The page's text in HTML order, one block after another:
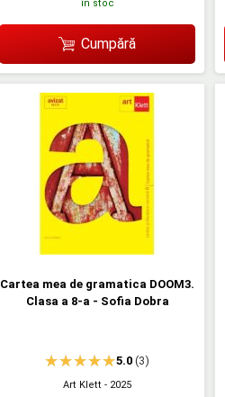
în stoc
Cumpără
Cartea mea de gramatica DOOM3.
Clasa a 8-a - Sofia Dobra
5.0(3)
Art Klett - 2025